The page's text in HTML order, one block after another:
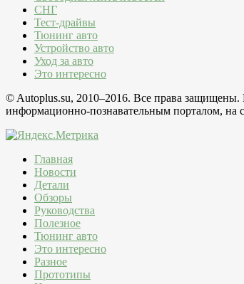
СНГ
Тест-драйвы
Тюнинг авто
Устройство авто
Уход за авто
Это интересно
© Autoplus.su, 2010–2016. Все права защищены.
информационно-познавательным порталом, на
Главная
Новости
Детали
Обзоры
Руководства
Полезное
Тюнинг авто
Это интересно
Разное
Прототипы